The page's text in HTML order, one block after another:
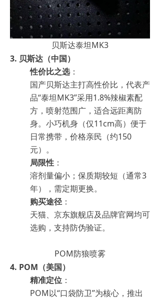
贝斯达泰坦MK3
3. 贝斯达（中国）
性价比之选：
国产贝斯达主打高性价比，代表产
品“泰坦MK3”采用1.8%辣椒素配
方，喷射范围广，适合远距离防
身。小巧机身（仅11cm高）便于
日常携带，价格亲民（约150
元）。
局限性 ：
溶剂量偏小；保质期较短（通常3
年），需定期更换。
购买途径：
天猫、京东旗舰店及品牌官网均可
选购，支持防伪验证。
POM防狼喷雾
4. POM（美国）
精准定位 ：
POM以“口袋防卫”为核心，推出